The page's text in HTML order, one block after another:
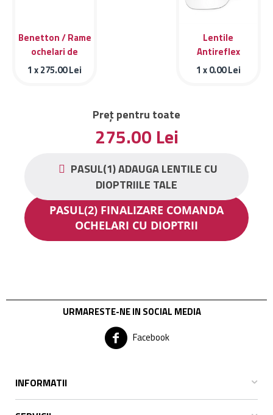
Benetton / Rame
ochelari de
vedere Benetton
1 x275.00Lei
Lentile
Antireflex
PASUL(1) ADAUGA LENTILE CU
DIOPTRIILE TALE
1 x0.00Lei
Preț pentru toate
275.00 Lei
PASUL(2) FINALIZARE COMANDA
OCHELARI CU DIOPTRII
URMARESTE-NE IN SOCIAL MEDIA
Facebook
INFORMATII